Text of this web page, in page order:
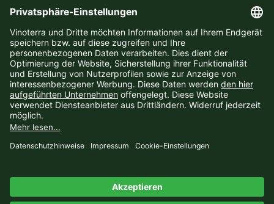
Newsletter-Anmeldung
E-Mail-Adresse:
Vinoterra © 2026 | Template © 2009-2026 bymod
modified eCommerce Shopsoftware © 2009-2026